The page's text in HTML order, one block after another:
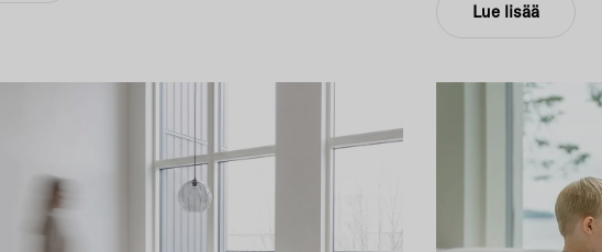
kuin muidenkin
Lue lisää